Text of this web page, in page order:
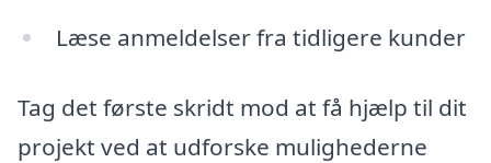
Læse anmeldelser fra tidligere kunder
Tag det første skridt mod at få hjælp til dit
projekt ved at udforske mulighederne